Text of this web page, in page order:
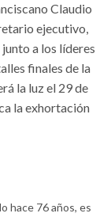
Claudio
ejecutivo,
a los líderes
finales de la
la luz el 29 de
la exhortación
hace 76 años, es